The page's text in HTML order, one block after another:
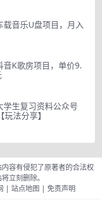
载音乐U盘项目，月入
音K歌房项目，单价9.
学生复习资料公众号
法分享】
容有侵犯了原著者的合法权
立刻删除。
| 站点地图 | 免责声明